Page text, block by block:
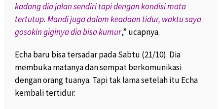
kadang dia jalan sendiri tapi dengan kondisi mata
tertutup. Mandi juga dalam keadaan tidur, waktu saya
gosokin giginya dia bisa kumur,” ucapnya.
Echa baru bisa tersadar pada Sabtu (21/10). Dia
membuka matanya dan sempat berkomunikasi
dengan orang tuanya. Tapi tak lama setelah itu Echa
kembali tertidur.